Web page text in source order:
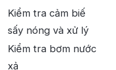
Kiểm tra cảm biế
sấy nóng và xử lý
Kiểm tra bơm nước
xả